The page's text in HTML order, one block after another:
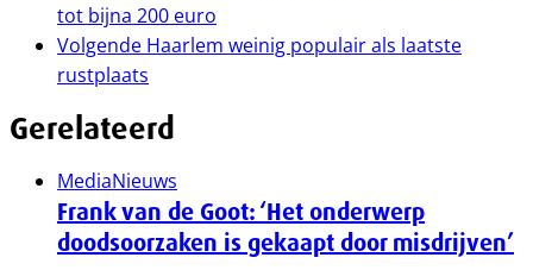
tot bijna 200 euro
Volgende Haarlem weinig populair als laatste
rustplaats
Gerelateerd
MediaNieuws
Frank van de Goot: ‘Het onderwerp
doodsoorzaken is gekaapt door misdrijven’